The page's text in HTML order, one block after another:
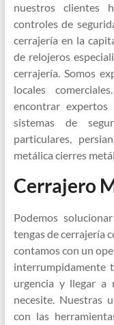
nuestros clientes
controles de
cerrajería en la
de relojeros
cerrajería. Somos
locales
encontrar expertos
sistemas de
particulares,
metálica cierres
Cerrajero
Podemos
tengas de cerrajería
contamos con un
interrumpidamente
urgencia y llegar a
necesite. Nuestras
con las